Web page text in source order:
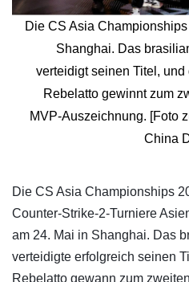
Die CS Asia
Shanghai. Das
verteidigt seinen Titel, und
Rebelatto gewinnt zum
MVP-Auszeichnung. [Foto
China
​Die CS Asia Championships
Counter-Strike-2-Turniere
am 24. Mai in Shanghai. Das
verteidigte erfolgreich seinen
Rebelatto gewann zum